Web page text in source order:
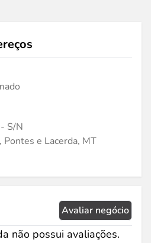
S/N
Pontes e Lacerda, MT
Avaliar negócio
não possui avaliações.